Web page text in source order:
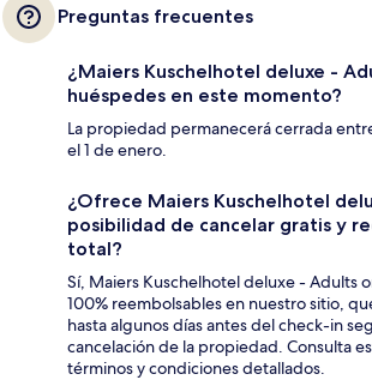
Preguntas frecuentes
¿Maiers Kuschelhotel deluxe -
huéspedes en este momento?
La propiedad permanecerá cerrada
el 1 de enero.
¿Ofrece Maiers Kuschelhotel
posibilidad de cancelar gratis y
total?
Sí, Maiers Kuschelhotel deluxe - Adults
100% reembolsables en nuestro sitio,
hasta algunos días antes del check-in
cancelación de la propiedad. Consulta
términos y condiciones detallados.